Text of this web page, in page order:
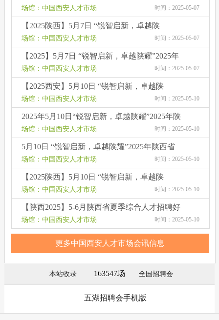
西省管理、营销、技术、文职类人才交流洽谈
会
场馆：中国西安人才市场 时间：2025-05-07
【2025陕西】5月7日 “锐智启新，卓越陕
耀”2025年陕西省管理、营销、技术、文职类人
才交流洽谈会
场馆：中国西安人才市场 时间：2025-05-07
【2025】5月7日 “锐智启新，卓越陕耀”2025年
陕西省管理、营销、技术、文职类人才交流洽
谈会
场馆：中国西安人才市场 时间：2025-05-07
【2025西安】5月10日 “锐智启新，卓越陕
耀”2025年陕西省综合类人才交流洽谈会
场馆：中国西安人才市场 时间：2025-05-10
2025年5月10日“锐智启新，卓越陕耀”2025年陕
西省综合类人才交流洽谈会
场馆：中国西安人才市场 时间：2025-05-10
5月10日 “锐智启新，卓越陕耀”2025年陕西省
综合类人才交流洽谈会
场馆：中国西安人才市场 时间：2025-05-10
【2025陕西】5月10日 “锐智启新，卓越陕
耀”2025年陕西省综合类人才交流洽谈会
场馆：中国西安人才市场 时间：2025-05-10
【陕西2025】5-6月陕西省夏季综合人才招聘好
（每周三、周六省体举办）
场馆：中国西安人才市场 时间：2025-05-10
更多中国西安人才市场会讯信息
本站收录 163547场 全国招聘会
五湖招聘会手机版